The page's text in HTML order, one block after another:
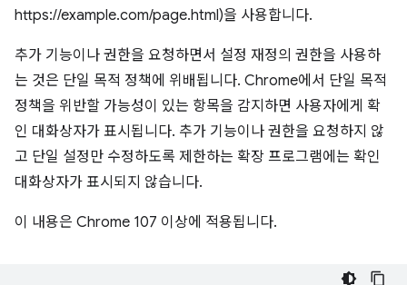
https://example.com/page.html)을 사용합니다.
추가 기능이나 권한을 요청하면서 설정 재정의 권한을 사용하
는 것은 단일 목적 정책에 위배됩니다. Chrome에서 단일 목적
정책을 위반할 가능성이 있는 항목을 감지하면 사용자에게 확
인 대화상자가 표시됩니다. 추가 기능이나 권한을 요청하지 않
고 단일 설정만 수정하도록 제한하는 확장 프로그램에는 확인
대화상자가 표시되지 않습니다.
이 내용은 Chrome 107 이상에 적용됩니다.